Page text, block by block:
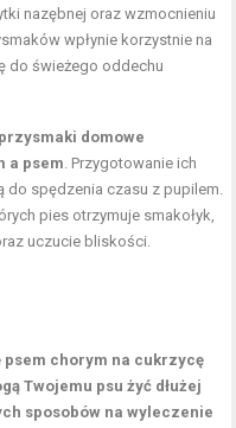
nazębnej oraz wzmocnieniu
wpłynie korzystnie na
do świeżego oddechu
przysmaki domowe
a psem. Przygotowanie ich
do spędzenia czasu z pupilem.
pies otrzymuje smakołyk,
uczucie bliskości.
psem chorym na cukrzycę
Twojemu psu żyć dłużej
sposobów na wyleczenie